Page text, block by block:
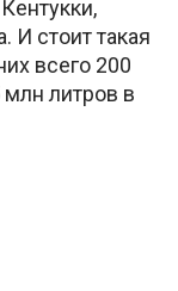
И стоит такая
всего 200
млн литров в